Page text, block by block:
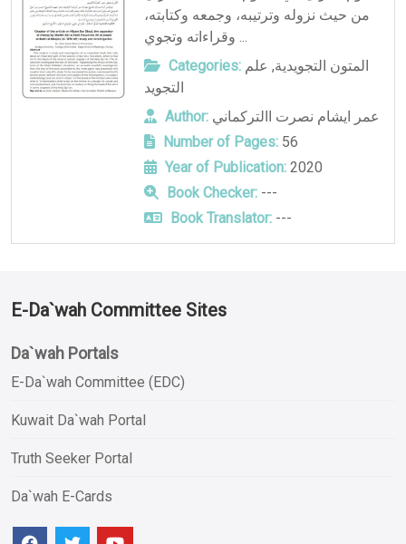
من حيث نزوله وترتيبه، وجمعه وكتابته،
وقراءاته وتجوي ...
Categories:
المتون التجويدية, علم
التجويد
Author: عمر ايشام نصرت االتركماني
Number of Pages:56
Year of Publication:2020
Book Checker:---
Book Translator:---
E-Da`wah Committee Sites
Da`wah Portals
E-Da`wah Committee (EDC)
Kuwait Da`wah Portal
Truth Seeker Portal
Da`wah E-Cards